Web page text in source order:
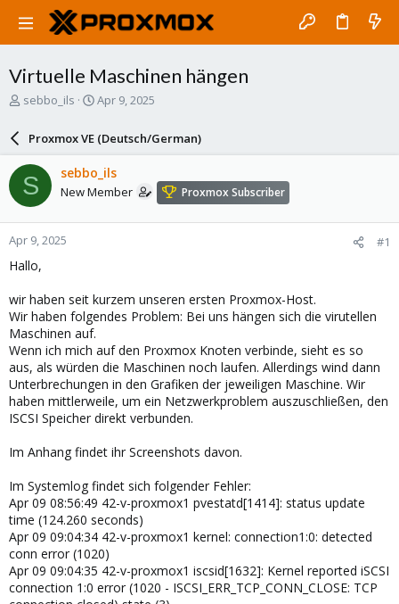
Virtuelle Maschinen hängen
T
a
d
s
t
a
r
t
e
sebbo_ils
S
a
r
d
a
e
Apr 9, 2025
Proxmox VE (Deutsch/German)
S sebbo_ils
New Member Proxmox Subscriber
Apr 9, 2025 #1
Hallo,
wir haben seit kurzem unseren ersten Proxmox-Host.
Wir haben folgendes Problem: Bei uns hängen sich die virutellen
Maschinen auf.
Wenn ich mich auf den Proxmox Knoten verbinde, sieht es so
aus, als würden die Maschinen noch laufen. Allerdings wind dann
Unterbrechungen in den Grafiken der jeweiligen Maschine. Wir
haben mittlerweile, um ein Netzwerkproblem auszuschließen, den
ISCSI Speicher direkt verbunden.
Im Anhang findet ihr Screenshots davon.
Im Systemlog findet sich folgender Fehler:
Apr 09 08:56:49 42-v-proxmox1 pvestatd[1414]: status update
time (124.260 seconds)
Apr 09 09:04:34 42-v-proxmox1 kernel: connection1:0: detected
conn error (1020)
Apr 09 09:04:35 42-v-proxmox1 iscsid[1632]: Kernel reported iSCSI
connection 1:0 error (1020 - ISCSI_ERR_TCP_CONN_CLOSE: TCP